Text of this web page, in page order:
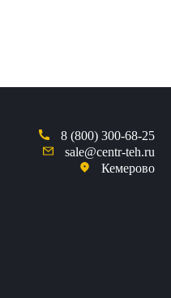
8 (800) 300-68-25
sale@centr-teh.ru
Кемерово